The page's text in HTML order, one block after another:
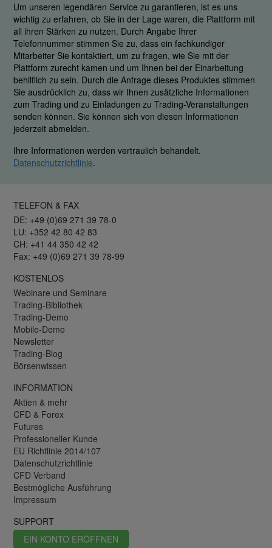
Um unseren legendären Service zu garantieren, ist es uns
wichtig zu erfahren, ob Sie in der Lage waren, die Plattform mit
all ihren Stärken zu nutzen. Durch Angabe Ihrer
Telefonnummer stimmen Sie zu, dass ein fachkundiger
Mitarbeiter Sie kontaktiert, um zu fragen, wie Sie mit der
Plattform zurecht kamen und um Ihnen bei der Einarbeitung
behilflich zu sein. Durch die Anfrage dieses Produktes stimmen
Sie ausdrücklich zu, dass wir Ihnen zusätzliche Informationen
zum Trading und zu Einladungen zu Trading-Veranstaltungen
senden können. Sie können sich von diesen Informationen
jederzeit abmelden.
Ihre Informationen werden vertraulich behandelt.
Datenschutzrichtlinie.
TELEFON & FAX
DE: +49 (0)69 271 39 78-0
LU: +352 42 80 42 83
CH: +41 44 350 42 42
Fax: +49 (0)69 271 39 78-99
KOSTENLOS
Webinare und Seminare
Trading-Bibliothek
Trading-Demo
Mobile-Demo
Newsletter
Trading-Blog
Börsenwissen
INFORMATION
Aktien & mehr
CFD & Forex
Futures
Professioneller Kunde
EU Richtlinie 2014/107
Datenschutzrichtlinie
CFD Verband
Bestmögliche Ausführung
Impressum
SUPPORT
EIN KONTO ERÖFFNEN